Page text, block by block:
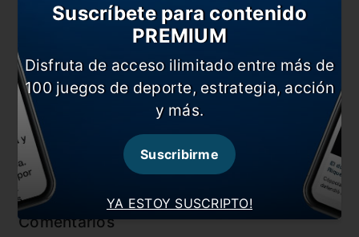
A días del enfrentamiento contra Barcelona Gattuso
En esta nota:
#Diego Maradona #Internacional
#Napoli #Noticia
#River #San Paolo
Comentarios
YA ESTOY SUSCRIPTO!
Suscríbete para contenido
PREMIUM
Disfruta de acceso ilimitado entre más de
100 juegos de deporte, estrategia, acción
y más.
Suscribirme